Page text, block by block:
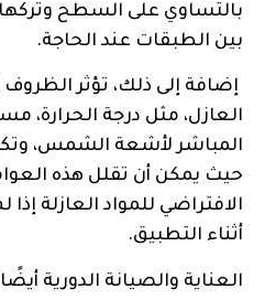
بالتساوي على السطح
بين الطبقات عند الحاجة.
إضافة إلى ذلك، تؤثر الظروف
العازل، مثل درجة الحرارة،
المباشر لأشعة الشمس،
حيث يمكن أن تقلل هذه
الافتراضي للمواد العازلة إذا
أثناء التطبيق.
العناية والصيانة الدورية